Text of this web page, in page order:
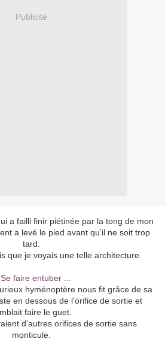
Publicité
a failli finir piétinée par la tong de mon
a levé le pied avant qu'il ne soit trop
tard.
que je voyais une telle architecture.
hyménoptère nous fit grâce de sa
en dessous de l'orifice de sortie et
faire le guet.
d'autres orifices de sortie sans
monticule.